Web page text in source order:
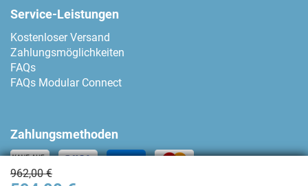
962,00 €
Service-Leistungen
Kostenloser Versand
Zahlungsmöglichkeiten
FAQs
FAQs Modular Connect
Zahlungsmethoden